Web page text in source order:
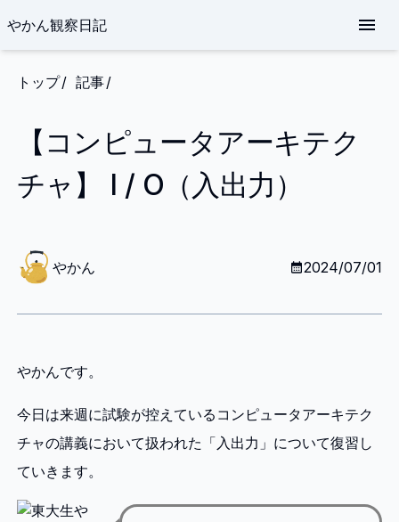
やかん観察日記
トップ 記事
【コンピュータアーキテク
チャ】 I / O（入出力）
か
やかん 2024/07/01
やかんです。
今日は来週に試験が控えているコンピュータアーキテク
チャの講義において扱われた「入出力」について復習し
ていきます。